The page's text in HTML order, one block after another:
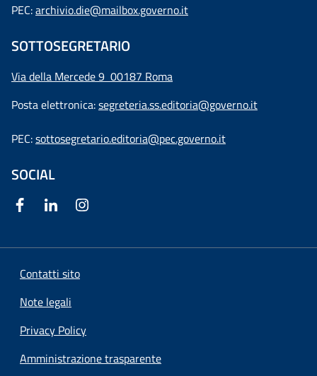
PEC:archivio.die@mailbox.governo.it
SOTTOSEGRETARIO
Via della Mercede 9 00187 Roma
Posta elettronica:segreteria.ss.editoria@governo.it
PEC:sottosegretario.editoria@pec.governo.it
SOCIAL
Contatti sito
Note legali
Privacy Policy
Amministrazione trasparente